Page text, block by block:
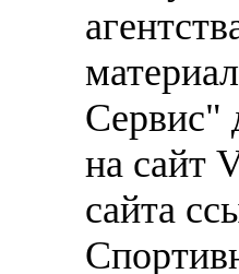
Сервис"
на сайт
сайта